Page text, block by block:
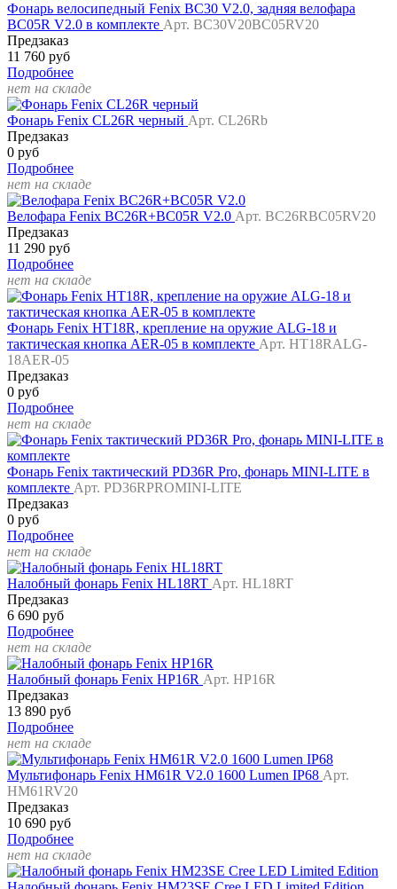
Фонарь велосипедный Fenix BC30 V2.0, задняя велофара
BC05R V2.0 в комплекте Арт. BC30V20BC05RV20
Предзаказ
11 760 руб
Подробнее
нет на складе
Фонарь Fenix CL26R черный Арт. CL26Rb
Предзаказ
0 руб
Подробнее
нет на складе
Велофара Fenix BC26R+BC05R V2.0 Арт. BC26RBC05RV20
Предзаказ
11 290 руб
Подробнее
нет на складе
Фонарь Fenix HT18R, крепление на оружие ALG-18 и
тактическая кнопка AER-05 в комплекте Арт. HT18RALG-
18AER-05
Предзаказ
0 руб
Подробнее
нет на складе
Фонарь Fenix тактический PD36R Pro, фонарь MINI-LITE в
комплекте Арт. PD36RPROMINI-LITE
Предзаказ
0 руб
Подробнее
нет на складе
Налобный фонарь Fenix HL18RT Арт. HL18RT
Предзаказ
6 690 руб
Подробнее
нет на складе
Налобный фонарь Fenix HP16R Арт. HP16R
Предзаказ
13 890 руб
Подробнее
нет на складе
Мультифонарь Fenix HM61R V2.0 1600 Lumen IP68 Арт.
HM61RV20
Предзаказ
10 690 руб
Подробнее
нет на складе